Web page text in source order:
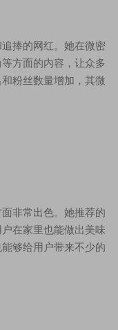
捧的网红。她在微密
方面的内容，让众多
粉丝数量增加，其微
非常出色。她推荐的
在家里也能做出美味
够给用户带来不少的